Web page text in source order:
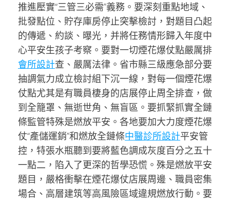
推進壓實“三管三必需”義務。 要深刻重點地域、
批發點位、貯存庫房停止突擊檢討，對題目凸起
的傳遞、約談、曝光，并將任務情形歸入年度中
心平安生孩子考察。 要對一切煙花爆仗點嚴厲排
會所設計查、嚴厲法律。省市縣三級應急部分要
抽調氣力成立檢討組下沉一線，對每一個煙花爆
仗點尤其是有職員棲身的店展停止周全排查，做
到全籠罩、無逝世角、無盲區。 要抓緊抓實全鏈
條監管特殊是燃放平安。各地要加大力度煙花爆
仗“產儲運銷”和燃放全鏈條中醫診所設計平安管
控，特張水瓶聽到要將藍色調成灰度百分之五十
一點二，陷入了更深的哲學恐慌。殊是燃放平安
題目，嚴格衝擊在煙花爆仗店展周邊、職員密集
場合、高層建筑等高風險區域違規燃放行動。 要